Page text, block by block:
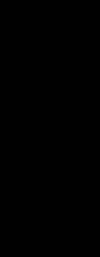
Auto
in ogni sua
di difetto
stato,
perfetta. Per
nostra
provare la
(meccanico,